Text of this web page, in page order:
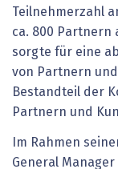
Teilnehmerzahl
ca. 800 Partnern
sorgte für eine
von Partnern
Bestandteil der
Partnern und
Im Rahmen
General